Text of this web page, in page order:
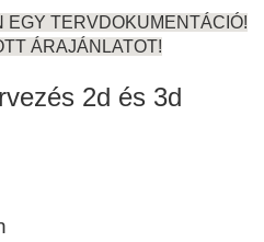
EGY TERVDOKUMENTÁCIÓ!
ÁRAJÁNLATOT!
2d és 3d